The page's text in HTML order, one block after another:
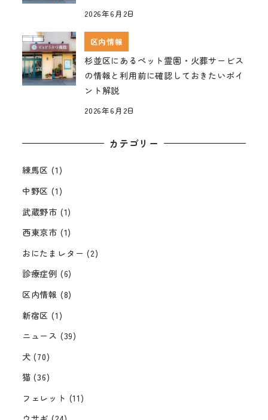
2026年6月2日
区内情報
杉並区にあるペット霊園・火葬サービス
の情報と利用前に確認しておきたいポイ
ント解説
2026年6月2日
カテゴリー
練馬区 (1)
中野区 (1)
武蔵野市 (1)
西東京市 (1)
おにたまレター (2)
診療症例 (6)
区内情報 (8)
新宿区 (1)
ニュース (39)
犬 (70)
猫 (36)
フェレット (11)